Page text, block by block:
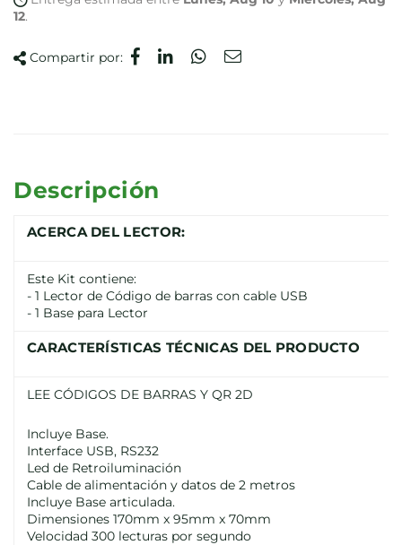
12.
Compartir por:
Descripción
ACERCA DEL LECTOR:
Este Kit contiene:
- 1 Lector de Código de barras con cable USB
- 1 Base para Lector
CARACTERÍSTICAS TÉCNICAS DEL PRODUCTO
LEE CÓDIGOS DE BARRAS Y QR 2D
Incluye Base.
Interface USB, RS232
Led de Retroiluminación
Cable de alimentación y datos de 2 metros
Incluye Base articulada.
Dimensiones 170mm x 95mm x 70mm
Velocidad 300 lecturas por segundo